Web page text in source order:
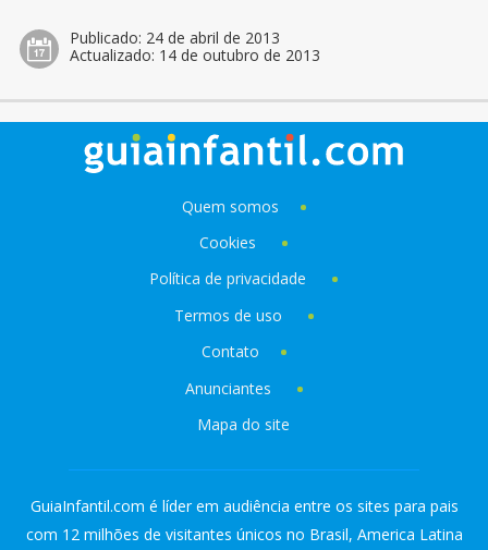
Publicado: 24 de abril de 2013
Actualizado: 14 de outubro de 2013
Quem somos
Cookies
Política de privacidade
Termos de uso
Contato
Anunciantes
Mapa do site
GuiaInfantil.com é líder em audiência entre os sites para pais
com 12 milhões de visitantes únicos no Brasil, America Latina